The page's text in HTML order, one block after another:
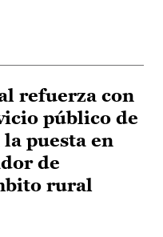
refuerza con
público de
puesta en
de
rural